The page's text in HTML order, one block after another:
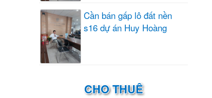
Cần bán gấp lô đất nền
s16 dự án Huy Hoàng
CHO THUÊ